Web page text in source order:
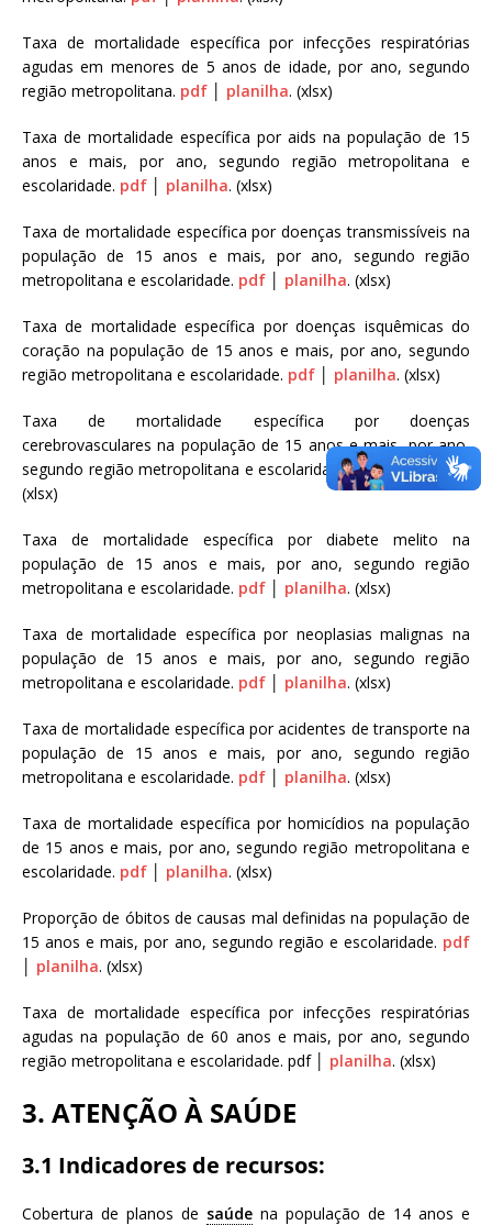
Taxa de mortalidade específica por infecções respiratórias
agudas em menores de 5 anos de idade, por ano, segundo
região metropolitana. pdf planilha. (xlsx)
Taxa de mortalidade específica por aids na população de 15
anos e mais, por ano, segundo região metropolitana e
escolaridade. pdf planilha. (xlsx)
Taxa de mortalidade específica por doenças transmissíveis na
população de 15 anos e mais, por ano, segundo região
metropolitana e escolaridade. pdf planilha. (xlsx)
Taxa de mortalidade específica por doenças isquêmicas do
coração na população de 15 anos e mais, por ano, segundo
região metropolitana e escolaridade. pdf planilha. (xlsx)
Taxa de mortalidade específica por doenças
cerebrovasculares na população de 15 anos e mais, por ano,
segundo região metropolitana e escolaridade.pdf│planilha.
(xlsx)
Taxa de mortalidade específica por diabete melito na
população de 15 anos e mais, por ano, segundo região
metropolitana e escolaridade. pdf planilha. (xlsx)
Taxa de mortalidade específica por neoplasias malignas na
população de 15 anos e mais, por ano, segundo região
metropolitana e escolaridade. pdf planilha. (xlsx)
Taxa de mortalidade específica por acidentes de transporte na
população de 15 anos e mais, por ano, segundo região
metropolitana e escolaridade. pdf planilha. (xlsx)
Taxa de mortalidade específica por homicídios na população
de 15 anos e mais, por ano, segundo região metropolitana e
escolaridade. pdf planilha. (xlsx)
Proporção de óbitos de causas mal definidas na população de
15 anos e mais, por ano, segundo região e escolaridade. pdf
planilha. (xlsx)
Taxa de mortalidade específica por infecções respiratórias
agudas na população de 60 anos e mais, por ano, segundo
região metropolitana e escolaridade. pdf │ planilha. (xlsx)
3. ATENÇÃO À SAÚDE
3.1 Indicadores de recursos:
Cobertura de planos de saúde na população de 14 anos e